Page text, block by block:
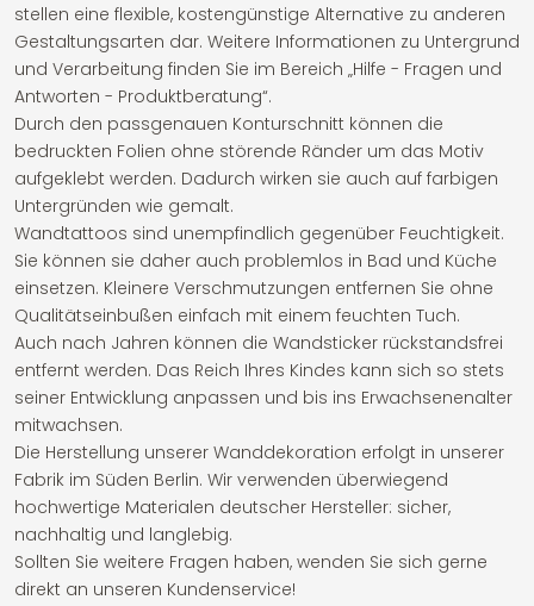
stellen eine flexible, kostengünstige Alternative zu anderen
Gestaltungsarten dar. Weitere Informationen zu Untergrund
und Verarbeitung finden Sie im Bereich „Hilfe - Fragen und
Antworten - Produktberatung“.
Durch den passgenauen Konturschnitt können die
bedruckten Folien ohne störende Ränder um das Motiv
aufgeklebt werden. Dadurch wirken sie auch auf farbigen
Untergründen wie gemalt.
Wandtattoos sind unempfindlich gegenüber Feuchtigkeit.
Sie können sie daher auch problemlos in Bad und Küche
einsetzen. Kleinere Verschmutzungen entfernen Sie ohne
Qualitätseinbußen einfach mit einem feuchten Tuch.
Auch nach Jahren können die Wandsticker rückstandsfrei
entfernt werden. Das Reich Ihres Kindes kann sich so stets
seiner Entwicklung anpassen und bis ins Erwachsenenalter
mitwachsen.
Die Herstellung unserer Wanddekoration erfolgt in unserer
Fabrik im Süden Berlin. Wir verwenden überwiegend
hochwertige Materialen deutscher Hersteller: sicher,
nachhaltig und langlebig.
Sollten Sie weitere Fragen haben, wenden Sie sich gerne
direkt an unseren Kundenservice!